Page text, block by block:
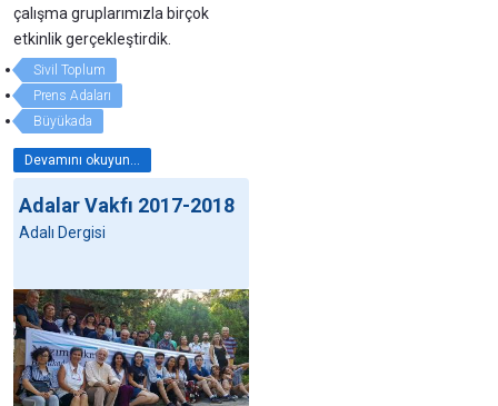
çalışma gruplarımızla birçok
etkinlik gerçekleştirdik.
Sivil Toplum
Prens Adaları
Büyükada
Devamını okuyun...
Adalar Vakfı 2017-2018
Adalı Dergisi